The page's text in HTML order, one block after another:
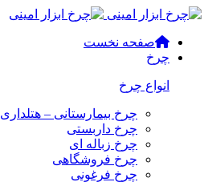
صفحه نخست
چرخ
انواع چرخ
چرخ بیمارستانی – هتلداری
چرخ داربستی
چرخ زباله ای
چرخ فروشگاهی
چرخ فرغونی